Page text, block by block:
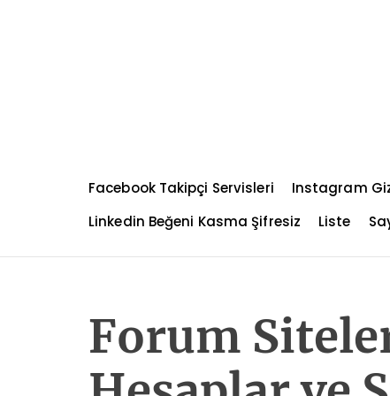
t
Facebook Takipçi Servisleri Instagram
Linkedin Beğeni Kasma Şifresiz
Liste
Forum